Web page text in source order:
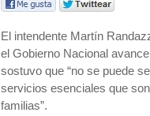
El intendente Martín
el Gobierno Nacional
sostuvo que “no se puede
servicios esenciales que
familias”.